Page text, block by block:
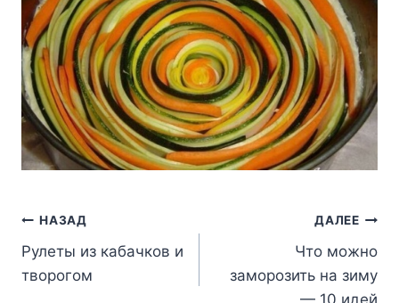
Навигация
по
НАЗАД
Рулеты из кабачков и
творогом
ДАЛЕЕ
Что можно
заморозить на зиму
— 10 идей